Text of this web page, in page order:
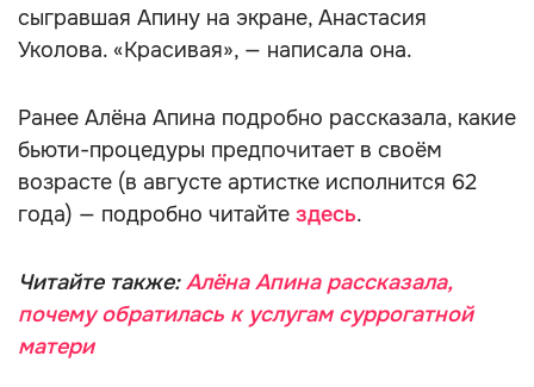
сыгравшая Апину на экране, Анастасия
Уколова. «Красивая», — написала она.
Ранее Алёна Апина подробно рассказала, какие
бьюти-процедуры предпочитает в своём
возрасте (в августе артистке исполнится 62
года) — подробно читайте здесь.
Читайте также:Алёна Апина рассказала,
почему обратилась к услугам суррогатной
матери